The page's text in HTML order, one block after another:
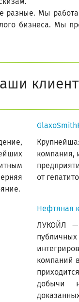
Мы
бизнеса. Мы
компания,
от
Нефтяная
ЛУКОЙЛ —
компаний
добычи